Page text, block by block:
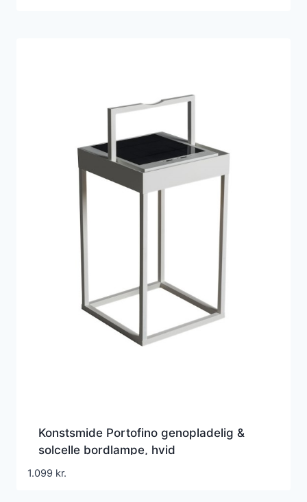
Konstsmide Portofino genopladelig &
solcelle bordlampe, hvid
1.099 kr.